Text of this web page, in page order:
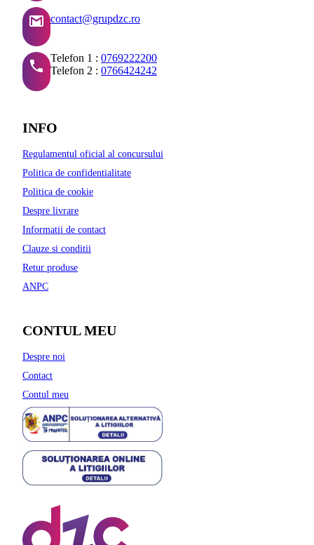
contact@grupdzc.ro
Telefon 1 : 0769222200
Telefon 2 : 0766424242
INFO
Regulamentul oficial al concursului
Politica de confidentialitate
Politica de cookie
Despre livrare
Informatii de contact
Clauze si conditii
Retur produse
ANPC
CONTUL MEU
Despre noi
Contact
Contul meu